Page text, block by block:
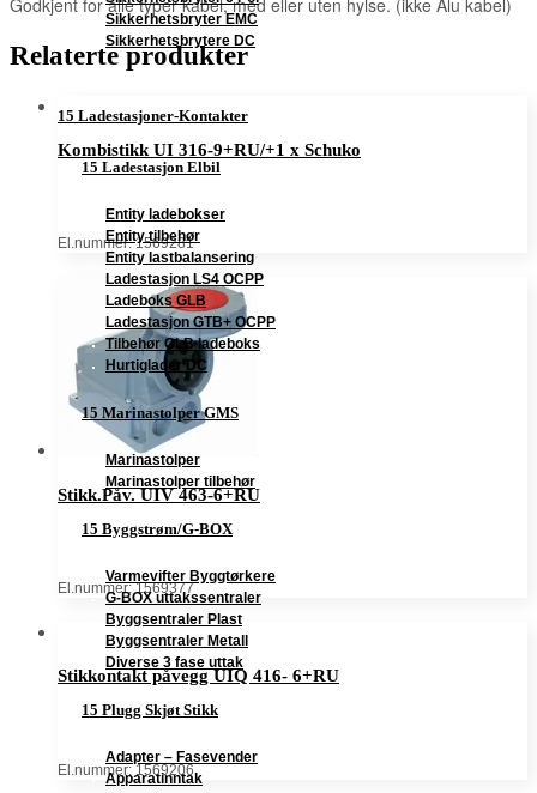
Sikkerhetsbryter EMC
Sikkerhetsbrytere DC
15 Ladestasjoner-Kontakter
15 Ladestasjon Elbil
Entity ladebokser
Entity tilbehør
Entity lastbalansering
Ladestasjon LS4 OCPP
Ladeboks GLB
Ladestasjon GTB+ OCPP
Tilbehør GLB ladeboks
Hurtiglader DC
15 Marinastolper GMS
Marinastolper
Marinastolper tilbehør
15 Byggstrøm/G-BOX
Varmevifter Byggtørkere
G-BOX uttakssentraler
Byggsentraler Plast
Byggsentraler Metall
Diverse 3 fase uttak
15 Plugg Skjøt Stikk
Adapter – Fasevender
Apparatinntak
Godkjent for alle typer kabel, med eller uten hylse. (ikke Alu kabel)
Relaterte produkter
Kombistikk UI 316-9+RU/+1 x Schuko
El.nummer: 1569281
Stikk.Påv. UIV 463-6+RU
El.nummer: 1569377
Stikkontakt påvegg UIQ 416- 6+RU
El.nummer: 1569206